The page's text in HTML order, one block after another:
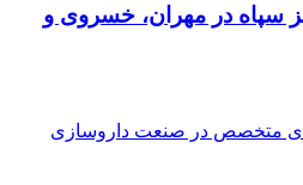
سپاه در مهران، خسروی و